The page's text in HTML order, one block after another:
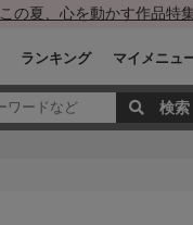
この夏、心を動かす作品特
ランキング マイメニュ